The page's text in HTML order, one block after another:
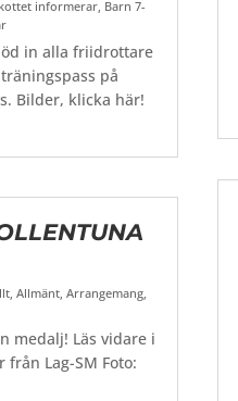
informerar Barn 7-
in alla friidrottare
på
Bilder, klicka här!
,Allmänt,Arrangemang,
medalj! Läs vidare i
från Lag-SM Foto: